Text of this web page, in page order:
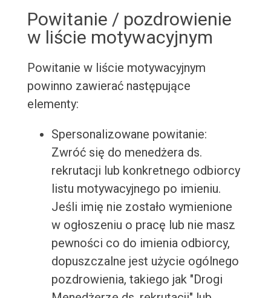
Powitanie / pozdrowienie
w liście motywacyjnym
Powitanie w liście motywacyjnym
powinno zawierać następujące
elementy:
Spersonalizowane powitanie:
Zwróć się do menedżera ds.
rekrutacji lub konkretnego odbiorcy
listu motywacyjnego po imieniu.
Jeśli imię nie zostało wymienione
w ogłoszeniu o pracę lub nie masz
pewności co do imienia odbiorcy,
dopuszczalne jest użycie ogólnego
pozdrowienia, takiego jak "Drogi